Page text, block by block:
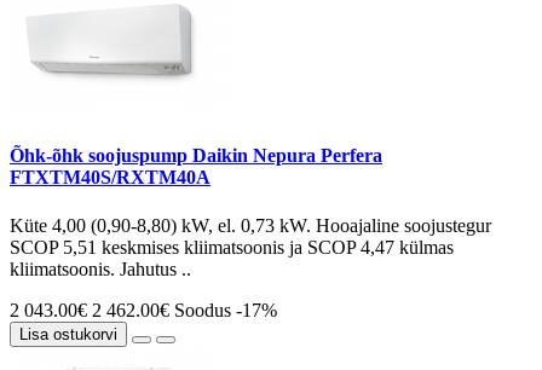
Õhk-õhk soojuspump Daikin Nepura Perfera
FTXTM40S/RXTM40A
Küte 4,00 (0,90-8,80) kW, el. 0,73 kW. Hooajaline soojustegur
SCOP 5,51 keskmises kliimatsoonis ja SCOP 4,47 külmas
kliimatsoonis. Jahutus ..
2 043.00€ 2 462.00€ Soodus -17%
Lisa ostukorvi